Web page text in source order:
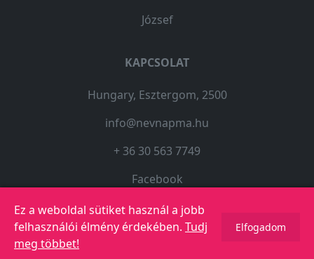
Ez a weboldal sütiket használ a jobb
felhasználói élmény érdekében. Tudj
meg többet!
Elfogadom
József
KAPCSOLAT
Hungary, Esztergom, 2500
info@nevnapma.hu
+ 36 30 563 7749
Facebook
© 2023 Copyright -